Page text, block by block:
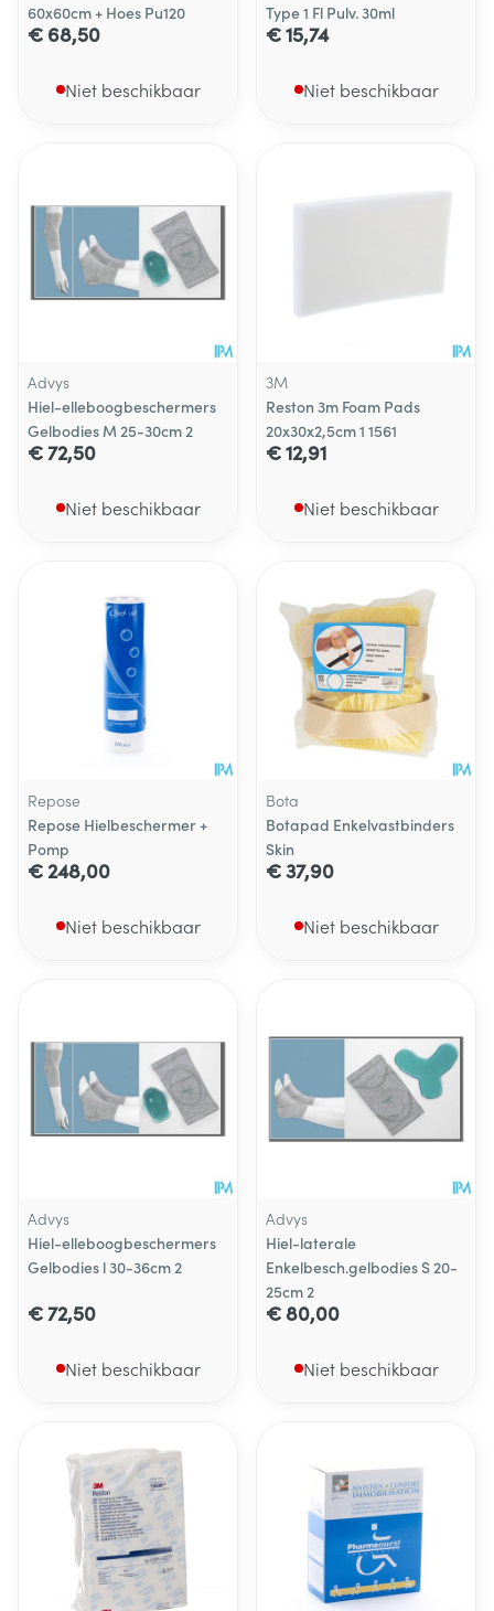
60x60cm + Hoes Pu120
€ 68,50
Niet beschikbaar
Type 1 Fl Pulv. 30ml
€ 15,74
Niet beschikbaar
Advys
Hiel-elleboogbeschermers
Gelbodies M 25-30cm 2
€ 72,50
Niet beschikbaar
3M
Reston 3m Foam Pads
20x30x2,5cm 1 1561
€ 12,91
Niet beschikbaar
Repose
Repose Hielbeschermer +
Pomp
€ 248,00
Niet beschikbaar
Bota
Botapad Enkelvastbinders
Skin
€ 37,90
Niet beschikbaar
Advys
Hiel-elleboogbeschermers
Gelbodies l 30-36cm 2
€ 72,50
Niet beschikbaar
Advys
Hiel-laterale
Enkelbesch.gelbodies S 20-
25cm 2
€ 80,00
Niet beschikbaar